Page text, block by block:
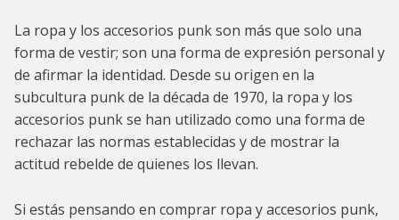
La ropa y los accesorios punk son más que solo una
forma de vestir; son una forma de expresión personal y
de afirmar la identidad. Desde su origen en la
subcultura punk de la década de 1970, la ropa y los
accesorios punk se han utilizado como una forma de
rechazar las normas establecidas y de mostrar la
actitud rebelde de quienes los llevan.
Si estás pensando en comprar ropa y accesorios punk,